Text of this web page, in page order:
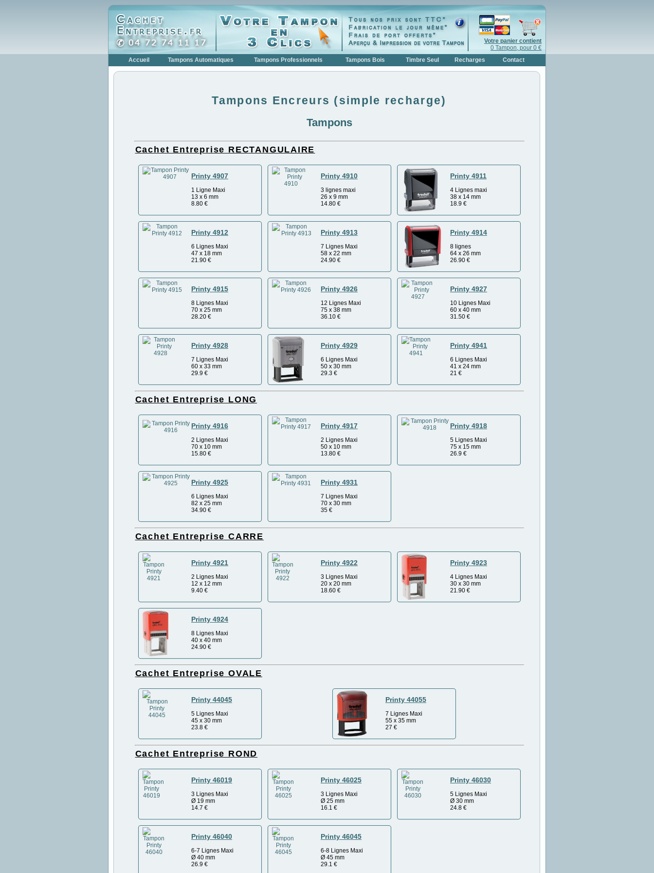
Votre panier contient
0 Tampon, pour 0 €
Accueil
Tampons Automatiques Tampons Professionnels Tampons Bois Timbre Seul Recharges Contact
Tampons Encreurs (simple recharge)
Tampons
Cachet Entreprise RECTANGULAIRE
Printy 4907
1 Ligne Maxi
13 x 6 mm
8.80 €
Printy 4910
3 lignes maxi
26 x 9 mm
14.80 €
Printy 4911
4 Lignes maxi
38 x 14 mm
18.9 €
Printy 4912
6 Lignes Maxi
47 x 18 mm
21.90 €
Printy 4913
7 Lignes Maxi
58 x 22 mm
24.90 €
Printy 4914
8 lignes
64 x 26 mm
26.90 €
Printy 4915
8 Lignes Maxi
70 x 25 mm
28.20 €
Printy 4926
12 Lignes Maxi
75 x 38 mm
36.10 €
Printy 4927
10 Lignes Maxi
60 x 40 mm
31.50 €
Printy 4928
7 Lignes Maxi
60 x 33 mm
29.9 €
Printy 4929
6 Lignes Maxi
50 x 30 mm
29.3 €
Printy 4941
6 Lignes Maxi
41 x 24 mm
21 €
Cachet Entreprise LONG
Printy 4916
2 Lignes Maxi
70 x 10 mm
15.80 €
Printy 4917
2 Lignes Maxi
50 x 10 mm
13.80 €
Printy 4918
5 Lignes Maxi
75 x 15 mm
26.9 €
Printy 4925
6 Lignes Maxi
82 x 25 mm
34.90 €
Printy 4931
7 Lignes Maxi
70 x 30 mm
35 €
Cachet Entreprise CARRE
Printy 4921
2 Lignes Maxi
12 x 12 mm
9.40 €
Printy 4922
3 Lignes Maxi
20 x 20 mm
18.60 €
Printy 4923
4 Lignes Maxi
30 x 30 mm
21.90 €
Printy 4924
8 Lignes Maxi
40 x 40 mm
24.90 €
Cachet Entreprise OVALE
Printy 44045
5 Lignes Maxi
45 x 30 mm
23.8 €
Printy 44055
7 Lignes Maxi
55 x 35 mm
27 €
Cachet Entreprise ROND
Printy 46019
3 Lignes Maxi
Ø 19 mm
14.7 €
Printy 46025
3 Lignes Maxi
Ø 25 mm
16.1 €
Printy 46030
5 Lignes Maxi
Ø 30 mm
24.8 €
Printy 46040
6-7 Lignes Maxi
Ø 40 mm
26.9 €
Printy 46045
6-8 Lignes Maxi
Ø 45 mm
29.1 €